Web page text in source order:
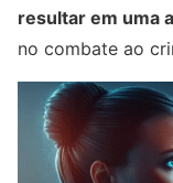
resultar em uma
no combate ao